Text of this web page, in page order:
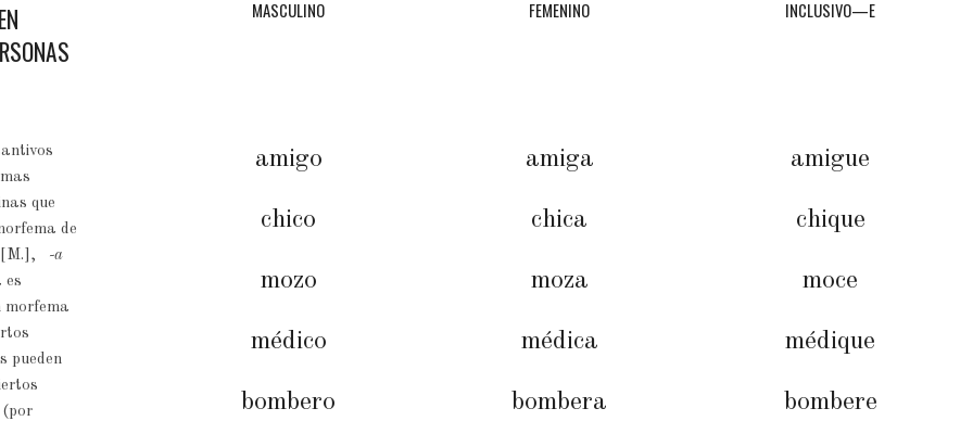
MASCULINO FEMENINO INCLUSIVO—E
que
de
[M.], -a
es
morfema
pueden
(por
amigo
chico
mozo
médico
bombero
amiga
chica
moza
médica
bombera
amigue
chique
moce
médique
bombere